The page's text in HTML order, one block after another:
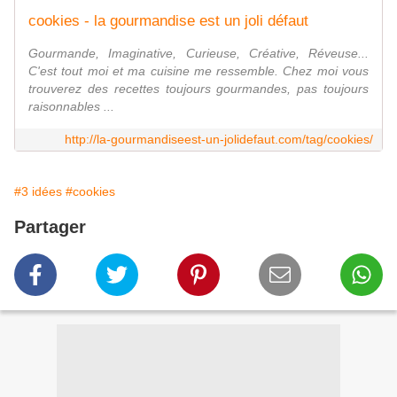
cookies - la gourmandise est un joli défaut
Gourmande, Imaginative, Curieuse, Créative, Réveuse...
C'est tout moi et ma cuisine me ressemble. Chez moi vous
trouverez des recettes toujours gourmandes, pas toujours
raisonnables ...
http://la-gourmandiseest-un-jolidefaut.com/tag/cookies/
#3 idées #cookies
Partager